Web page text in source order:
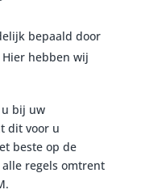
bepaald door
hebben wij
bij uw
dit voor u
beste op de
regels omtrent